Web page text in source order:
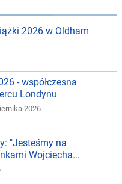
2026 w Oldham
- współczesna
Londynu
2026
"Jesteśmy na
Wojciecha...